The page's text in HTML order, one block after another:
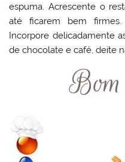
espuma. Acrescente o
até ficarem bem
Incorpore delicadamente
de chocolate e café, deite